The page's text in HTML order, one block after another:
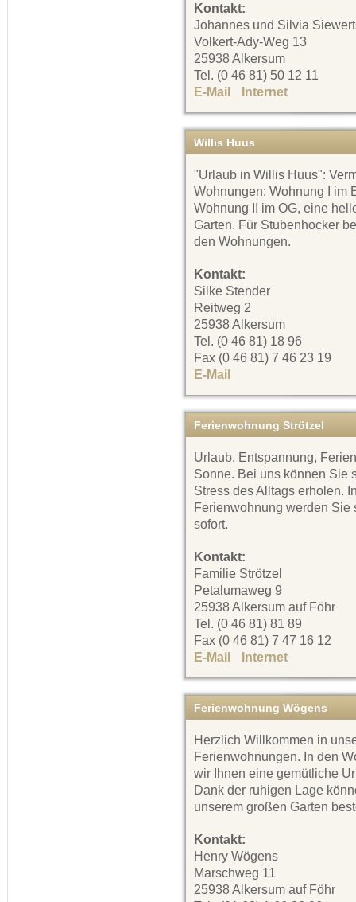
Kontakt:
Johannes und Silvia
Volkert-Ady-Weg 13
25938 Alkersum
Tel. (0 46 81) 50 12 11
E-Mail
Internet
Willis Huus
"Urlaub in Willis Huus":
Wohnungen: Wohnung I im
Wohnung II im OG, eine
Garten. Für Stubenhocker
den Wohnungen.
Kontakt:
Silke Stender
Reitweg 2
25938 Alkersum
Tel. (0 46 81) 18 96
Fax (0 46 81) 7 46 23 19
E-Mail
Ferienwohnung Strötzel
Urlaub, Entspannung,
Sonne. Bei uns können Sie
Stress des Alltags erholen.
Ferienwohnung werden
sofort.
Kontakt:
Familie Strötzel
Petalumaweg 9
25938 Alkersum auf Föhr
Tel. (0 46 81) 81 89
Fax (0 46 81) 7 47 16 12
E-Mail
Internet
Ferienwohnung Wögens
Herzlich Willkommen in
Ferienwohnungen. In den
wir Ihnen eine gemütliche
Dank der ruhigen Lage
unserem großen Garten
Kontakt:
Henry Wögens
Marschweg 11
25938 Alkersum auf Föhr